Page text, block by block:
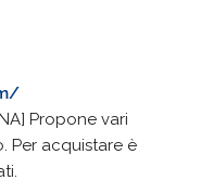
Propone vari
Per acquistare è